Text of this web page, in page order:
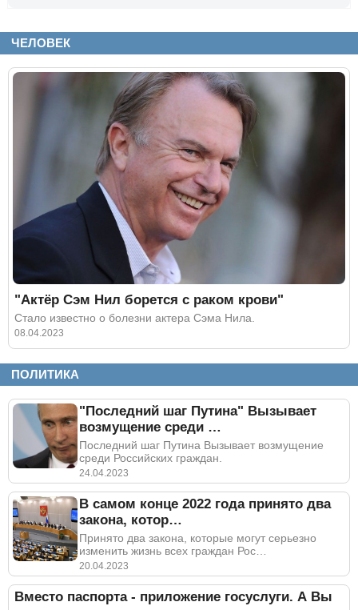
ЧЕЛОВЕК
"Актёр Сэм Нил борется с раком крови"
Стало известно о болезни актера Сэма Нила.
08.04.2023
ПОЛИТИКА
"Последний шаг Путина" Вызывает
возмущение среди …
Последний шаг Путина Вызывает возмущение
среди Российских граждан.
24.04.2023
В самом конце 2022 года принято два
закона, котор…
Принято два закона, которые могут серьезно
изменить жизнь всех граждан Рос…
20.04.2023
Вместо паспорта - приложение госуслуги. А Вы